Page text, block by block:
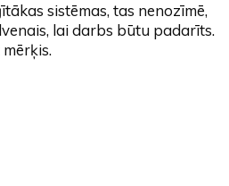
sistēmas, tas nenozīmē,
lai darbs būtu padarīts.